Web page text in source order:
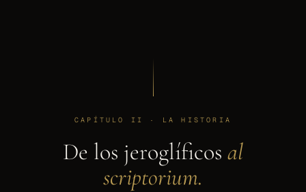
CAPÍTULO II · LA HISTORIA
De los jeroglíficos al
scriptorium.